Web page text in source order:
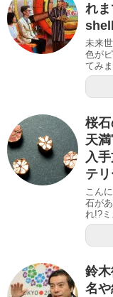
れ
未来
色が
てみ
桜
天
入
テリ
こん
石が
れ!?
鈴
名